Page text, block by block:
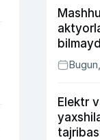
Elektr